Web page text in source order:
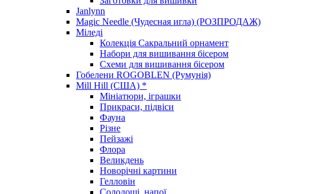
Janlynn
Magic Needle (Чудесная игла) (РОЗПРОДАЖ)
Міледі
Колекція Сакральний орнамент
Набори для вишивання бісером
Схеми для вишивання бісером
Гобелени ROGOBLEN (Румунія)
Mill Hill (США) *
Мініатюри, іграшки
Прикраси, підвіси
Фауна
Різне
Пейзажі
Флора
Великдень
Новорічні картини
Гелловін
Солодощі, напої